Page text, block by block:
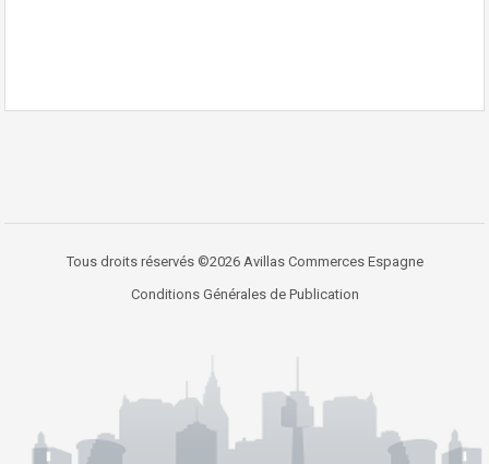
Tous droits réservés ©2026 Avillas Commerces Espagne
Conditions Générales de Publication